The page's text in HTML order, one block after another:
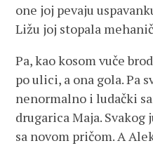
one joj pevaju
Ližu joj stopala
Pa, kao kosom vuče
po ulici, a ona gola. Pa
nenormalno i ludački
drugarica Maja.
sa novom pričom. A